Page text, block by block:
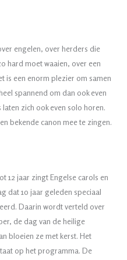
engelen, over herders die
hard moet waaien, over een
is een enorm plezier om samen
spannend om dan ook even
zich ook even solo horen.
bekende canon mee te zingen.
12 jaar zingt Engelse carols en
dat 10 jaar geleden speciaal
Daarin wordt verteld over
de dag van de heilige
bloeien ze met kerst. Het
op het programma. De